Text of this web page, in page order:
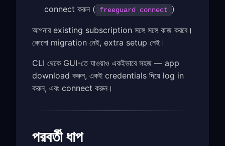
connect করুন (
freeguard connect )
আপনার existing subscription সঙ্গে সঙ্গে কাজ করবে।
কোনো migration নেই, extra setup নেই।
CLI থেকে GUI-তে যাওয়াও একইভাবে সহজ — app
download করুন, একই credentials দিয়ে log in
করুন, এবং connect করুন।
পরবর্তী ধাপ